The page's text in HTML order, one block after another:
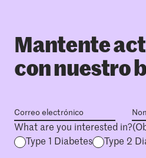
Mantente
con nuestro
What are you interested in?
Type 1 Diabetes
Type 2